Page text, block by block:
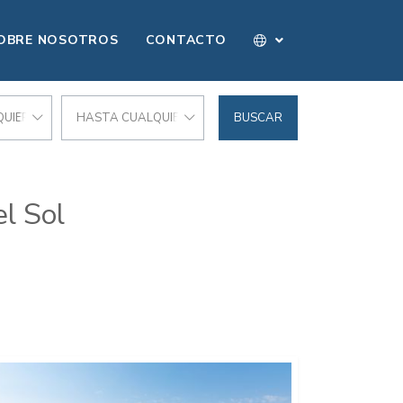
NOSOTROS CONTACTO
PRECIO HASTA CUALQUIER PRECIO BUSCAR
Sol